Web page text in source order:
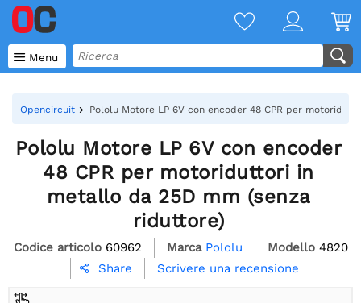
 Menu
Opencircuit Pololu Motore LP 6V con encoder 48 CPR per
Pololu Motore LP 6V con encoder
48 CPR per motoriduttori in
metallo da 25D mm (senza
riduttore)
Codice articolo 60962 Marca Pololu Modello 4820
 Share Scrivere una recensione